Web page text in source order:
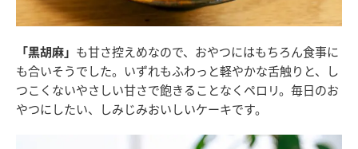
「黒胡麻」 も甘さ控えめなので、おやつにはもちろん食事に
も合いそうでした。いずれもふわっと軽やかな舌触りと、し
つこくないやさしい甘さで飽きることなくペロリ。毎日のお
やつにしたい、しみじみおいしいケーキです。